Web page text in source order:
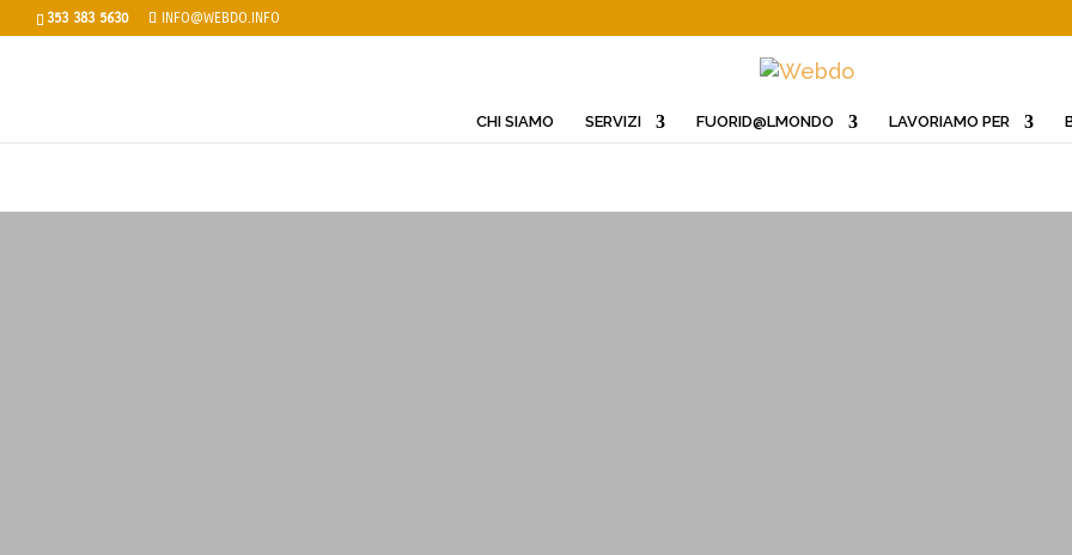
353 383 5630 INFO@WEBDO.INFO
CHI SIAMO SERVIZI FUORID@LMONDO LAVORIAMO PER